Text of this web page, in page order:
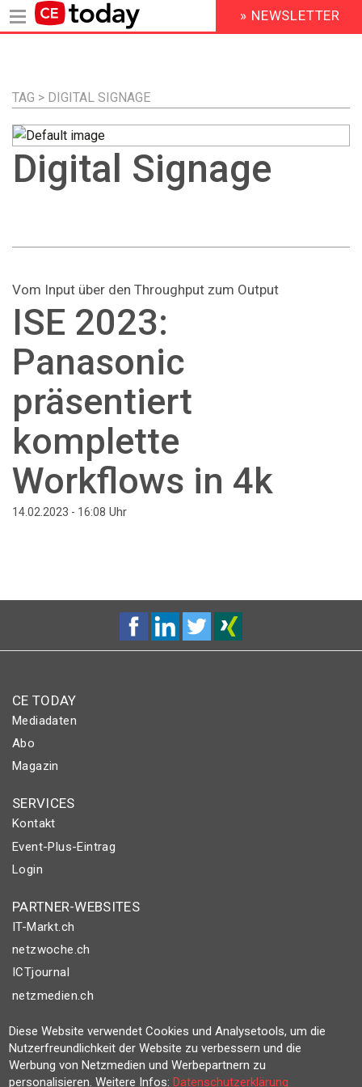
Inhalt
HEADER
MENU
» NEWSLETTER
TAG > DIGITAL SIGNAGE
Digital Signage
Vom Input über den Throughput zum Output
ISE 2023:
Panasonic
präsentiert
komplette
Workflows in 4k
14.02.2023 - 16:08 Uhr
CE TODAY
Mediadaten
Abo
Magazin
SERVICES
Kontakt
Event-Plus-Eintrag
Login
PARTNER-WEBSITES
IT-Markt.ch
netzwoche.ch
ICTjournal
netzmedien.ch
© NETZMEDIEN AG 2026
Impressum
Diese Website verwendet Cookies und Analysetools, um die
Nutzerfreundlichkeit der Website zu verbessern und die
Werbung von Netzmedien und Werbepartnern zu
personalisieren. Weitere Infos:Datenschutzerklärung